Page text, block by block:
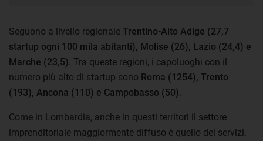
Seguono a livello regionale Trentino-Alto Adige (27,7
startup ogni 100 mila abitanti), Molise (26), Lazio (24,4) e
Marche (23,5) . Tra queste regioni, i capoluoghi con il
numero più alto di startup sono Roma (1254), Trento
(193), Ancona (110) e Campobasso (50)
Come in Lombardia, anche in questi territori il settore
imprenditoriale maggiormente diffuso è quello dei servizi.